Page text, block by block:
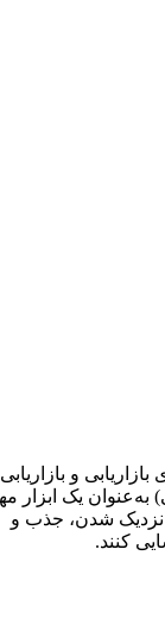
و بازاریابی
به‌عنوان یک ابزار
نزدیک شدن، جذب و
کنند.